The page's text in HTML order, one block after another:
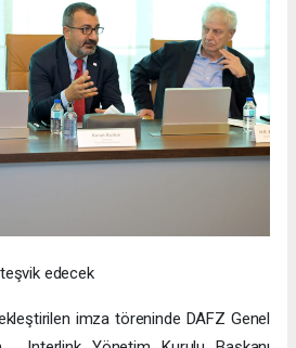
teşvik edecek
imza töreninde DAFZ Genel